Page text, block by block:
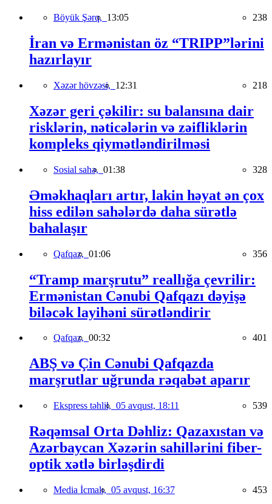
Böyük Şərq, 13:05 238
İran və Ermənistan öz “TRIPP”lərini
hazırlayır
Xəzər hövzəsi, 12:31 218
Xəzər geri çəkilir: su balansına dair
risklərin, nəticələrin və zəifliklərin
kompleks qiymətləndirilməsi
Sosial sahə, 01:38 328
Əməkhaqları artır, lakin həyat ən çox
hiss edilən sahələrdə daha sürətlə
bahalaşır
Qafqaz, 01:06 356
“Tramp marşrutu” reallığa çevrilir:
Ermənistan Cənubi Qafqazı dəyişə
biləcək layihəni sürətləndirir
Qafqaz, 00:32 401
ABŞ və Çin Cənubi Qafqazda
marşrutlar uğrunda rəqabət aparır
Ekspress təhlil, 05 avqust, 18:11 539
Rəqəmsal Orta Dəhliz: Qazaxıstan və
Azərbaycan Xəzərin sahillərini fiber-
optik xətlə birləşdirdi
Media İcmalı, 05 avqust, 16:37 453